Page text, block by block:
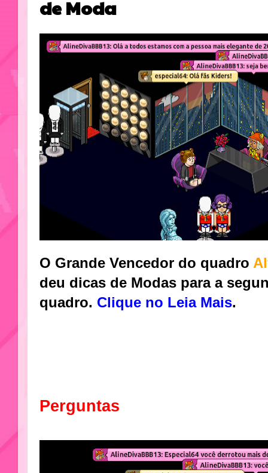
de Moda
O Grande Vencedor do quadro
deu dicas de Modas para a
quadro. Clique no Leia Mais.
Perguntas